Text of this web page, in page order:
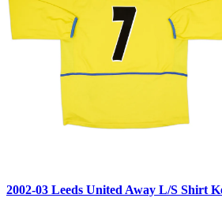
2002-03 Leeds United Away L/S Shirt